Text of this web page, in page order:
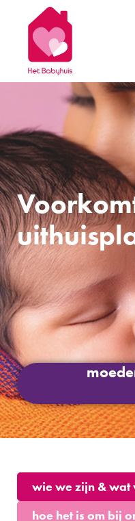
wie we zijn & wat
hoe het is om bij